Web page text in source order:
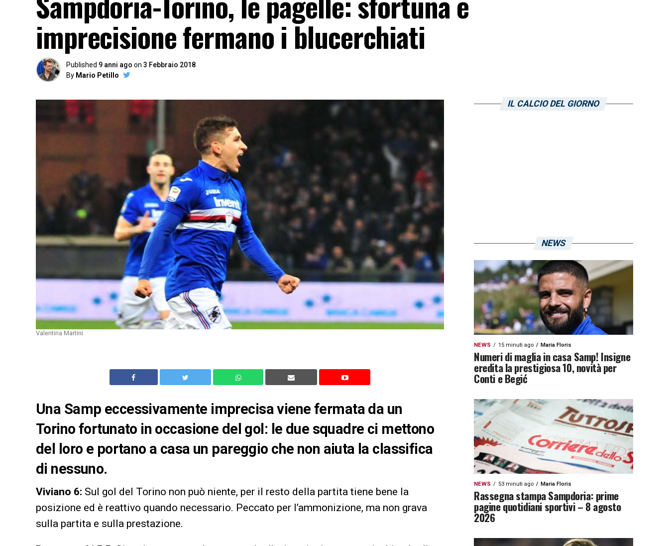
imprecisione fermano i blucerchiati
Published 9 anni ago on 3 Febbraio 2018
By Mario Petillo
Valentina Martini
Una Samp eccessivamente imprecisa viene fermata da un
Torino fortunato in occasione del gol: le due squadre ci mettono
del loro e portano a casa un pareggio che non aiuta la classifica
di nessuno.
Viviano 6: Sul gol del Torino non può niente, per il resto della partita tiene bene la
posizione ed è reattivo quando necessario. Peccato per l’ammonizione, ma non grava
sulla partita e sulla prestazione.
IL CALCIO DEL GIORNO
NEWS
NEWS 15 minuti ago Maria Floris
Numeri di maglia in casa Samp! Insigne
eredita la prestigiosa 10, novità per
Conti e Begić
NEWS 53 minuti ago Maria Floris
Rassegna stampa Sampdoria: prime
pagine quotidiani sportivi – 8 agosto
2026